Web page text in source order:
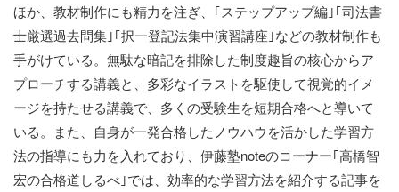
ほか、教材制作にも精力を注ぎ、｢ステップアップ編｣｢司法書
士厳選過去問集｣｢択一登記法集中演習講座｣などの教材制作も
手がけている。無駄な暗記を排除した制度趣旨の核心からア
プローチする講義と、多彩なイラストを駆使して視覚的イメ
ージを持たせる講義で、多くの受験生を短期合格へと導いて
いる。また、自身が一発合格したノウハウを活かした学習方
法の指導にも力を入れており、伊藤塾noteのコーナー｢高橋智
宏の合格道しるべ｣では、効率的な学習方法を紹介する記事を